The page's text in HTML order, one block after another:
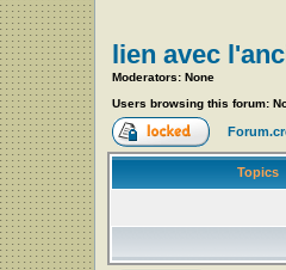
lien avec
Moderators: None
Users browsing this forum:
Topics